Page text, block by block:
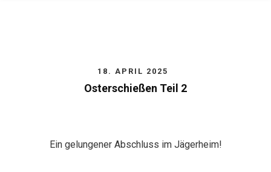
18. APRIL 2025
Osterschießen Teil 2
Ein gelungener Abschluss im Jägerheim!